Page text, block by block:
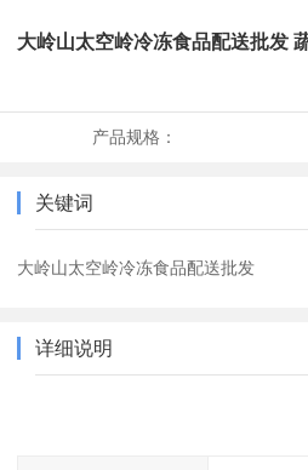
大岭山太空岭冷冻食品配送批发
产品规格：
关键词
大岭山太空岭冷冻食品配送批发
详细说明